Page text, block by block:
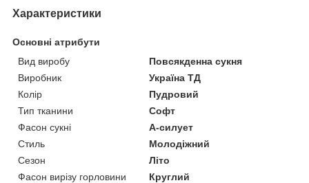
Характеристики
Основні атрибути
Вид виробу
Повсякденна сукня
Виробник
Україна ТД
Колір
Пудровий
Тип тканини
Софт
Фасон сукні
А-силует
Стиль
Молодіжний
Сезон
Літо
Фасон вирізу горловини
Круглий